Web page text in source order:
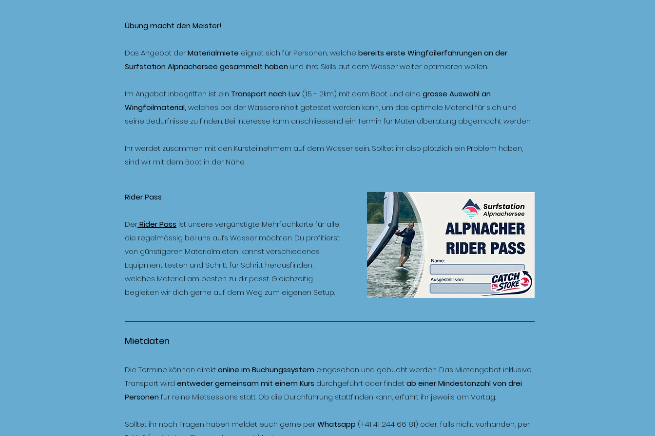
Übung macht den Meister!
Das Angebot derMaterialmiete eignet sich für Personen, welche bereits erste Wingfoilerfahrungen an der
Surfstation Alpnachersee gesammelt haben und ihre Skills auf dem Wasser weiter optimieren wollen.
Im Angebot inbegriffen ist ein Transport nach Luv (1.5 - 2km) mit dem Boot und eine grosse Auswahl an
Wingfoilmaterial, welches bei der Wassereinheit getestet werden kann, um das optimale Material für sich und
seine Bedürfnisse zu finden. Bei Interesse kann anschliessend ein Termin für Materialberatung abgemacht werden.
Ihr werdet zusammen mit den Kursteilnehmern auf dem Wasser sein. Solltet ihr also plötzlich ein Problem haben,
sind wir mit dem Boot in der Nähe.
Rider Pass
DerRider Pass ist unsere vergünstigte Mehrfachkarte für alle,
die regelmässig bei uns aufs Wasser möchten. Du profitierst
von günstigeren Materialmieten, kannst verschiedenes
Equipment testen und Schritt für Schritt herausfinden,
welches Material am besten zu dir passt. Gleichzeitig
begleiten wir dich gerne auf dem Weg zum eigenen Setup.
Mietdaten
Die Termine können direktonline im Buchungssystem eingesehen und gebucht werden. Das Mietangebot inklusive
Transport wird entweder gemeinsam mit einem Kurs durchgeführt oder findetab einer Mindestanzahl von drei
Personen für reine Mietsessions statt. Ob die Durchführung stattfinden kann, erfahrt ihr jeweils am Vortag.
Solltet ihr noch Fragen haben meldet euch gerne perWhatsapp (+41 41 244 66 81) oder, falls nicht vorhanden, per